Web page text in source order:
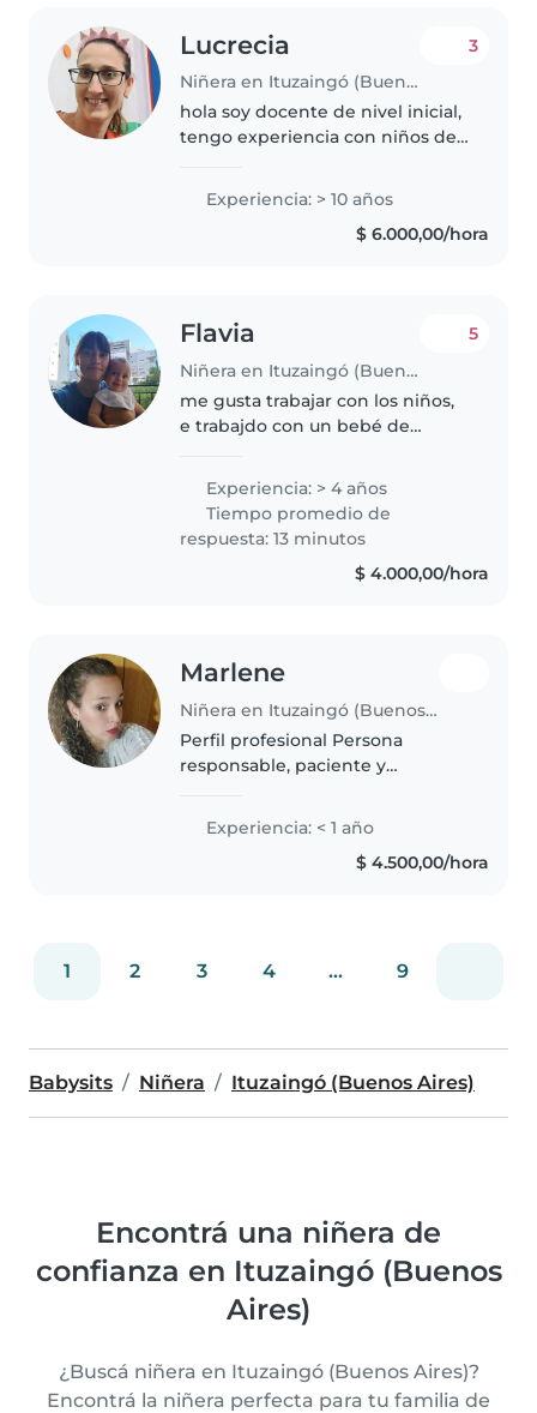
Lucrecia
Niñera en Ituzaingó (Buenos Aires)
3
hola soy docente de nivel inicial,
tengo experiencia con niños de
5 años, fui docente en esas
edades en instituciones.
Tambien tengo experiencia en..
Experiencia: > 10 años
$ 6.000,00/hora
Flavia
Niñera en Ituzaingó (Buenos Aires)
5
me gusta trabajar con los niños,
e trabajdo con un bebé de
principios de autismo y con una
adolescente de 14. ya llevo 5 años
trabajando de esto y es algo..
Experiencia: > 4 años
Tiempo promedio de
respuesta: 13 minutos
$ 4.000,00/hora
Marlene
Niñera en Ituzaingó (Buenos Aires)
Perfil profesional Persona
responsable, paciente y
bienestar infantil. Madre de dos
hijos, con amplia experiencia en
la organización de rutinas,
Experiencia: < 1 año
$ 4.500,00/hora
1 2 3 4 ... 9
Babysits Niñera Ituzaingó (Buenos Aires)
Encontrá una niñera de
confianza en Ituzaingó (Buenos
Aires)
¿Buscá niñera en Ituzaingó (Buenos Aires)?
Encontrá la niñera perfecta para tu familia de